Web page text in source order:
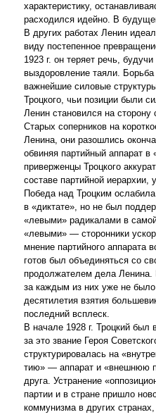
характеристику,
расходился идейно. В
В других работах Ленин
виду постепенное
1923 г. он теряет речь,
выздоровление таяли.
важнейшие силовые
Троцкого, чьи позиции были
Ленин становился на
Старых соперников на
Ленина, они разошлись
обвиняя партийный аппарат
приверженцы Троцкого
составе партийной иерархии,
Победа над Троцким
в «диктате», но не был
«левыми» радикалами в
«левыми» — сторонники
мнение партийного аппарата
готов был объединяться со
продолжателем дела Ленина.
за каждым из них уже не было
десятилетия взятия
последний всплеск.
В начале 1928 г. Троцкий
за это звание Героя
структурировалась на
тию» — аппарат и «внешнюю
друга. Устранение
партии и в стране пришло
коммунизма в других